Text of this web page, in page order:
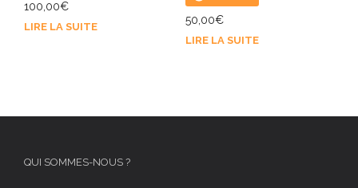
100,00€
LIRE LA SUITE
50,00€
LIRE LA SUITE
QUI SOMMES-NOUS ?